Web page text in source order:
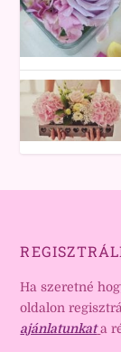
Ha szeretné
oldalon
ajánlatunkat a